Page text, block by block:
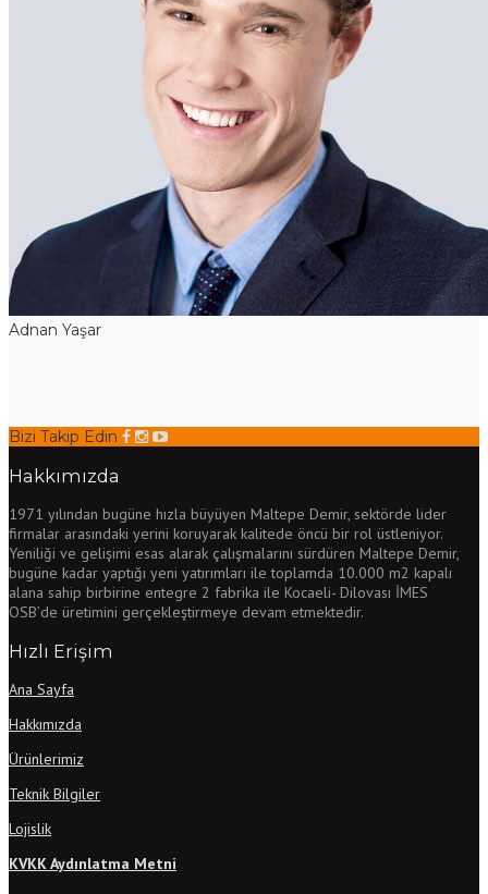
Adnan Yaşar
Bizi Takip Edin
Hakkımızda
1971 yılından bugüne hızla büyüyen Maltepe Demir, sektörde lider
firmalar arasındaki yerini koruyarak kalitede öncü bir rol üstleniyor.
Yeniliği ve gelişimi esas alarak çalışmalarını sürdüren Maltepe Demir,
bugüne kadar yaptığı yeni yatırımları ile toplamda 10.000 m2 kapalı
alana sahip birbirine entegre 2 fabrika ile Kocaeli- Dilovası İMES
OSB’de üretimini gerçekleştirmeye devam etmektedir.
Hızlı Erişim
Ana Sayfa
Hakkımızda
Ürünlerimiz
Teknik Bilgiler
Lojislik
KVKK Aydınlatma Metni